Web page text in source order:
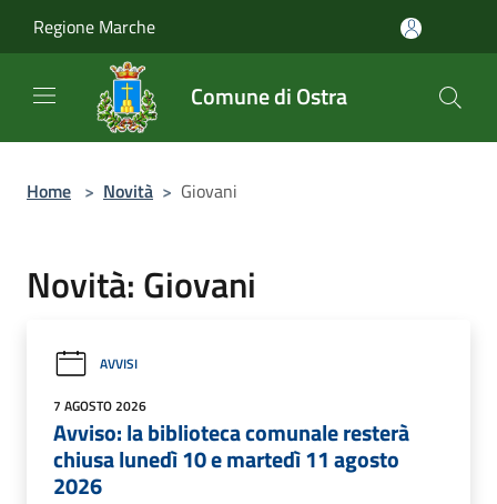
Regione Marche
Comune di Ostra
Home > Novità > Giovani
Novità: Giovani
AVVISI
7 AGOSTO 2026
Avviso: la biblioteca comunale resterà
chiusa lunedì 10 e martedì 11 agosto
2026